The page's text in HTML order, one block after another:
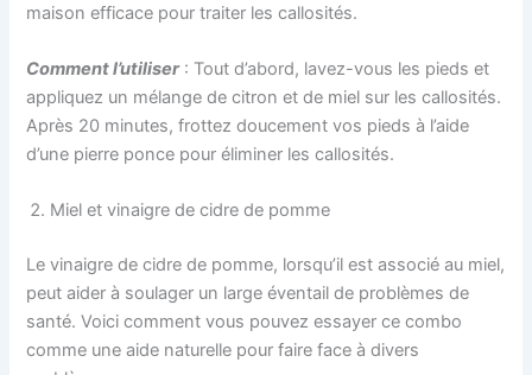
maison efficace pour traiter les callosités.
Comment l’utiliser: Tout d’abord, lavez-vous les pieds et
appliquez un mélange de citron et de miel sur les callosités.
Après 20 minutes, frottez doucement vos pieds à l’aide
d’une pierre ponce pour éliminer les callosités.
Miel et vinaigre de cidre de pomme
Le vinaigre de cidre de pomme, lorsqu’il est associé au miel,
peut aider à soulager un large éventail de problèmes de
santé. Voici comment vous pouvez essayer ce combo
comme une aide naturelle pour faire face à divers